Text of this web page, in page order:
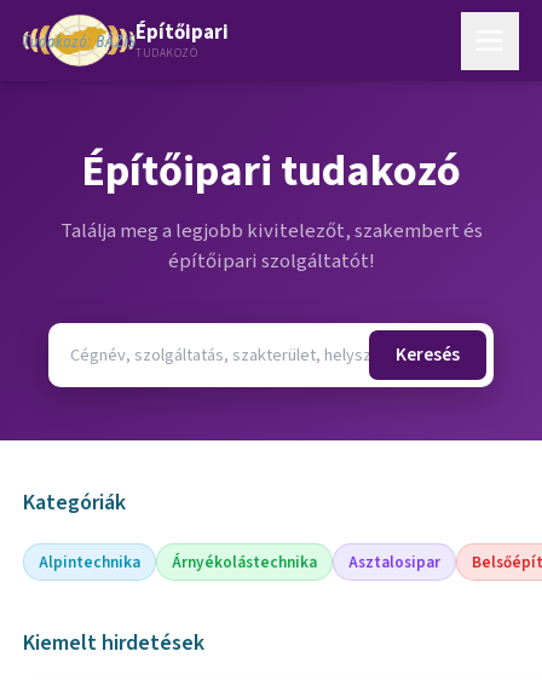
Építőipari
TUDAKOZÓ
Építőipari tudakozó
Találja meg a legjobb kivitelezőt, szakembert és
építőipari szolgáltatót!
Keresés
Kategóriák
Alpintechnika Árnyékolástechnika Asztalosipar
Kiemelt hirdetések